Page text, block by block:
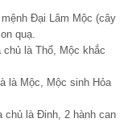
Đại Lâm Mộc (cây
quạ.
là Thổ, Mộc khắc
là Mộc, Mộc sinh Hỏa
chủ là Đinh, 2 hành can